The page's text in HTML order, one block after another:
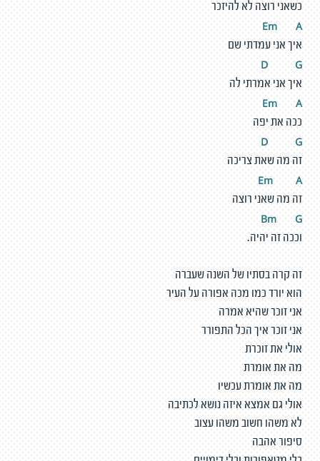
כשאני רוצה לא להיזכר
Em A
איך אני עמדתי שם
D G
איך אני אמרתי לה
Em A
ככה את יפה
D G
זה מה שאת צריכה
Em A
זה מה שאני רוצה
Bm G
וככה זה יהיה.
זה קרה בסתיו של השנה שעברה
הוא יורד כמו מכה אפורה על העיר
אני זוכר שהיא אמרה
אני זוכר איך הכל התפורר
אולי את זוכרת
מה את אומרת
מה את אומרת עכשיו
אולי גם אמצא איזה נושא לכתיבה
לא משהו חשוב משהו עצוב
סיפור אהבה